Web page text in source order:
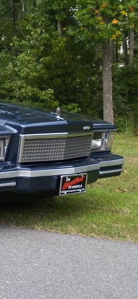
1959
1949
1939
1929
1919
1909
1930-1939
1920-1929
1910-1919
1901-1909
1950-1959
1940-1949
1930-1939
1920-1929
1911-1919